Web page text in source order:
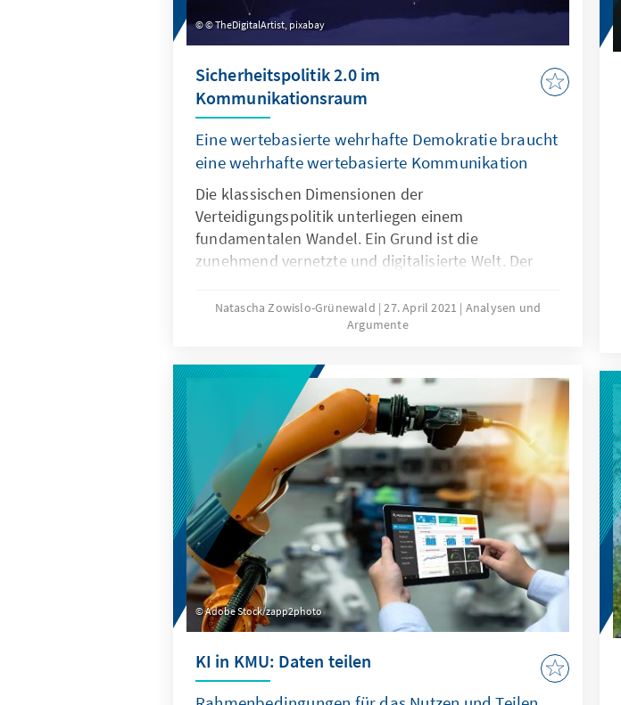
© TheDigitalArtist, pixabay
Sicherheitspolitik 2.0 im
Kommunikationsraum
Eine wertebasierte wehrhafte Demokratie braucht
eine wehrhafte wertebasierte Kommunikation
Die klassischen Dimensionen der
Verteidigungspolitik unterliegen einem
fundamentalen Wandel. Ein Grund ist die
zunehmend vernetzte und digitalisierte Welt. Der
gleichberechtigt zur Seite. Kommunikation ergänzt
den Gedanken der Soft Power als wesentliche
Sicherheits- und Verteidigungspolitik. Wie lässt sich
dieser Paradigmenwechsel beschreiben? Und wie ist
die deutsche Verteidigungspolitik dafür gewappnet?
Natascha Zowislo-Grünewald 27. April 2021
Analysen und
Argumente
Adobe Stock/zapp2photo
KI in KMU: Daten teilen